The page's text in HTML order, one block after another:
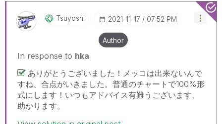
Tsuyoshi ‎2021-11-17 07:52 PM
Author
In response to hka
ありがとうございました！メッコは出来ないんで
すね、合点がいきました。普通のチャートで100%形
式にします！いつもアドバイス有難うございます、
助かります。